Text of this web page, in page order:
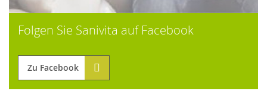
Folgen Sie Sanivita auf Facebook
Zu Facebook